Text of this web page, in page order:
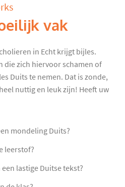
vak
in Echt krijgt bijles.
die zich hiervoor schamen of
Duits te nemen. Dat is zonde,
nuttig en leuk zijn! Heeft uw
mondeling Duits?
leerstof?
lastige Duitse tekst?